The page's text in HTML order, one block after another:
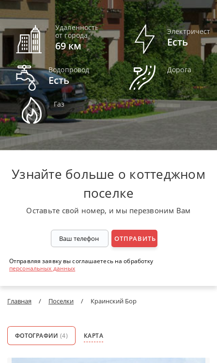
Удаленность
от города
69 км Есть
Водопровод
Есть
Дорога
Газ
Узнaйтe бoльшe o коттеджном
поселке
Ocтaвьтe cвoй нoмep, и мы пepeзвoним Baм
ОТПРАВИТЬ
Отправляя заявку вы соглашаетесь на обработку
персональных данных
Главная / Поселки / Краинский Бор
ФОТОГРАФИИ (4) КАРТА